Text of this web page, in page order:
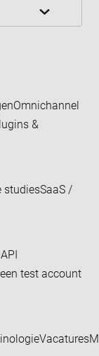
Omnichannel
&
studiesSaaS /
API
test account
Vacatures